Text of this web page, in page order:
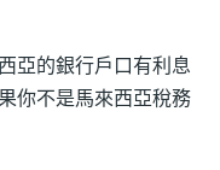
亞的銀行戶口有利息
你不是馬來西亞稅務